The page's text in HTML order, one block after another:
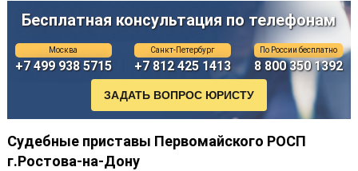
Бесплатная консультация по телефонам
Москва
+7 499 938 5715
Санкт-Петербург
+7 812 425 1413
По России бесплатно
8 800 350 1392
Судебные приставы Первомайского РОСП
г.Ростова-на-Дону